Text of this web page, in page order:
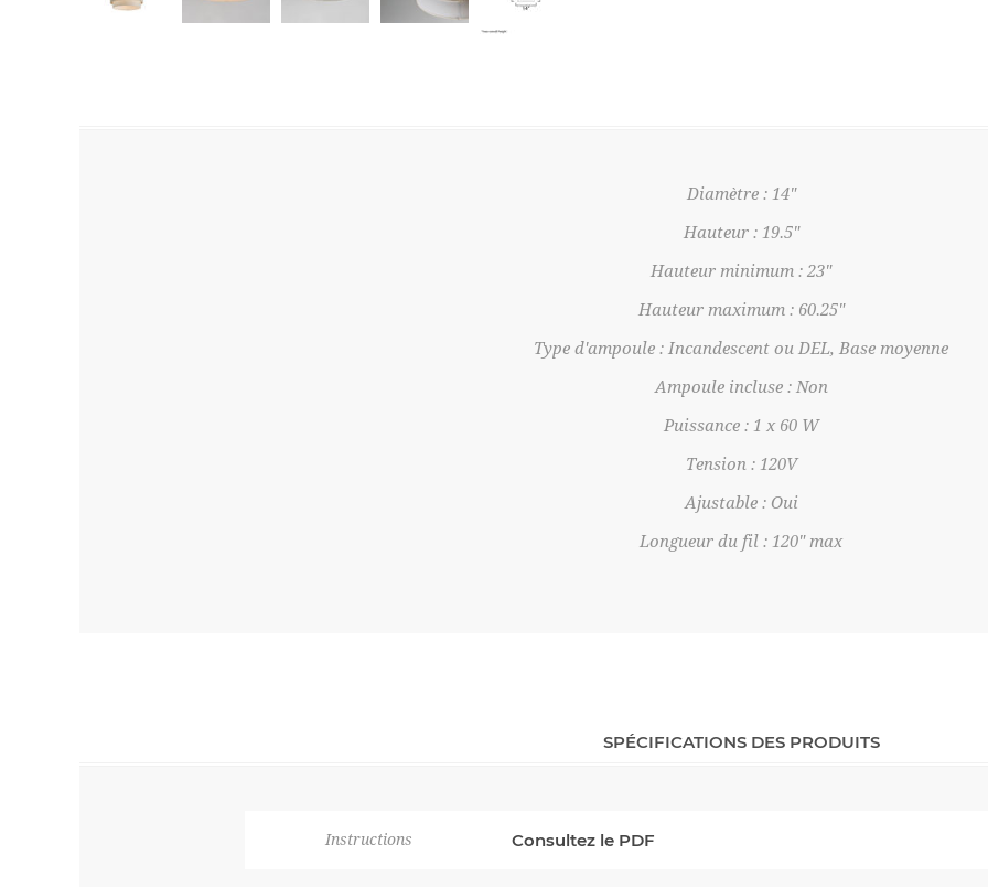
Diamètre : 14"
Hauteur : 19.5"
Hauteur minimum : 23"
Hauteur maximum : 60.25"
Type d'ampoule : Incandescent ou DEL, Base moyenne
Ampoule incluse : Non
Puissance : 1 x 60 W
Tension : 120V
Ajustable : Oui
Longueur du fil : 120" max
SPÉCIFICATIONS DES PRODUITS
Instructions Consultez le PDF